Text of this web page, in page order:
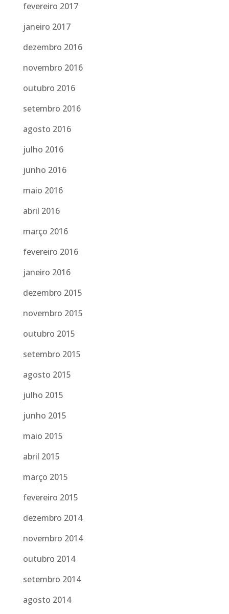
fevereiro 2017
janeiro 2017
dezembro 2016
novembro 2016
outubro 2016
setembro 2016
agosto 2016
julho 2016
junho 2016
maio 2016
abril 2016
março 2016
fevereiro 2016
janeiro 2016
dezembro 2015
novembro 2015
outubro 2015
setembro 2015
agosto 2015
julho 2015
junho 2015
maio 2015
abril 2015
março 2015
fevereiro 2015
dezembro 2014
novembro 2014
outubro 2014
setembro 2014
agosto 2014